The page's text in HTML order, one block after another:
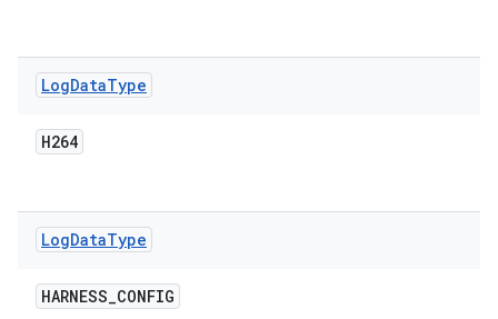
LogDataType
H264
LogDataType
HARNESS_CONFIG